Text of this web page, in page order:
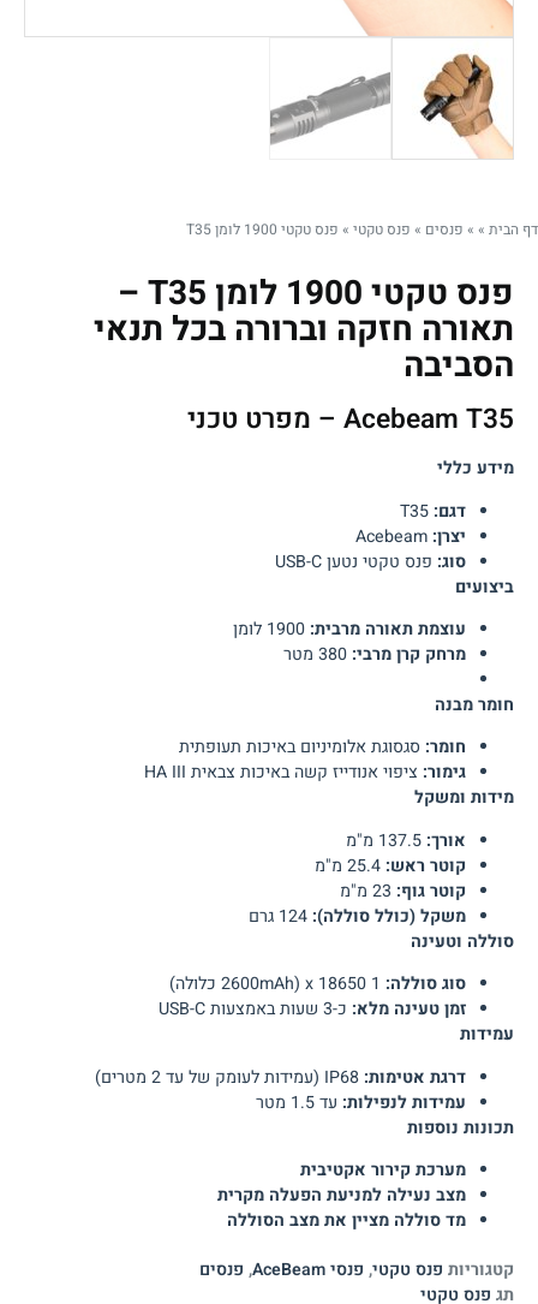
דף הבית »
» פנסים » פנס טקטי » פנס טקטי 1900 לומן T35
פנס טקטי 1900 לומן T35 –
תאורה חזקה וברורה בכל תנאי
הסביבה
Acebeam T35 – מפרט טכני
מידע כללי
דגם:
יצרן:
סוג: פנס טקטי נטען USB-C
ביצועים
עוצמת תאורה מרבית:
מרחק קרן מרבי:
חומר מבנה
חומר: סגסוגת אלומיניום באיכות תעופתית
גימור: ציפוי אנודייז קשה באיכות צבאית HA III
מידות ומשקל
אורך:
קוטר ראש:
קוטר גוף:
משקל (כולל סוללה):
סוללה וטעינה
סוג סוללה:
זמן טעינה מלא: כ-3 שעות באמצעות USB-C
עמידות
דרגת אטימות:
עמידות לנפילות: עד 1.5 מטר
תכונות נוספות
מערכת קירור אקטיבית
מצב נעילה למניעת הפעלה מקרית
מד סוללה מציין את מצב הסוללה
קטגוריות פנס טקטי, פנסי AceBeam , פנסים
תג פנס טקטי